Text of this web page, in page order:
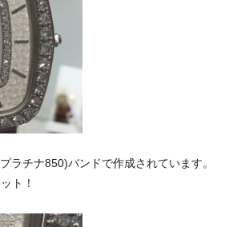
ラチナ850)バンドで作成されています。
ト！